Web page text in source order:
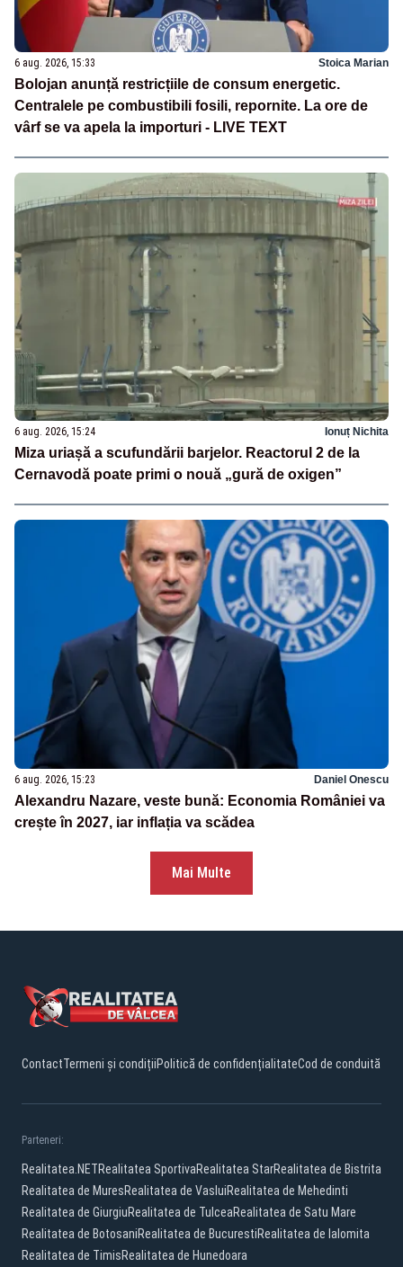
6 aug. 2026, 15:33 Stoica Marian
Bolojan anunță restricțiile de consum energetic.
Centralele pe combustibili fosili, repornite. La ore de
vârf se va apela la importuri - LIVE TEXT
6 aug. 2026, 15:24 Ionuț Nichita
Miza uriașă a scufundării barjelor. Reactorul 2 de la
Cernavodă poate primi o nouă „gură de oxigen”
6 aug. 2026, 15:23 Daniel Onescu
Alexandru Nazare, veste bună: Economia României va
crește în 2027, iar inflația va scădea
Mai Multe
ContactTermeni și condițiiPolitică de confidențialitateCod de conduită
Parteneri:
Realitatea.NETRealitatea SportivaRealitatea StarRealitatea de Bistrita
Realitatea de MuresRealitatea de VasluiRealitatea de Mehedinti
Realitatea de GiurgiuRealitatea de TulceaRealitatea de Satu Mare
Realitatea de BotosaniRealitatea de BucurestiRealitatea de Ialomita
Realitatea de TimisRealitatea de Hunedoara